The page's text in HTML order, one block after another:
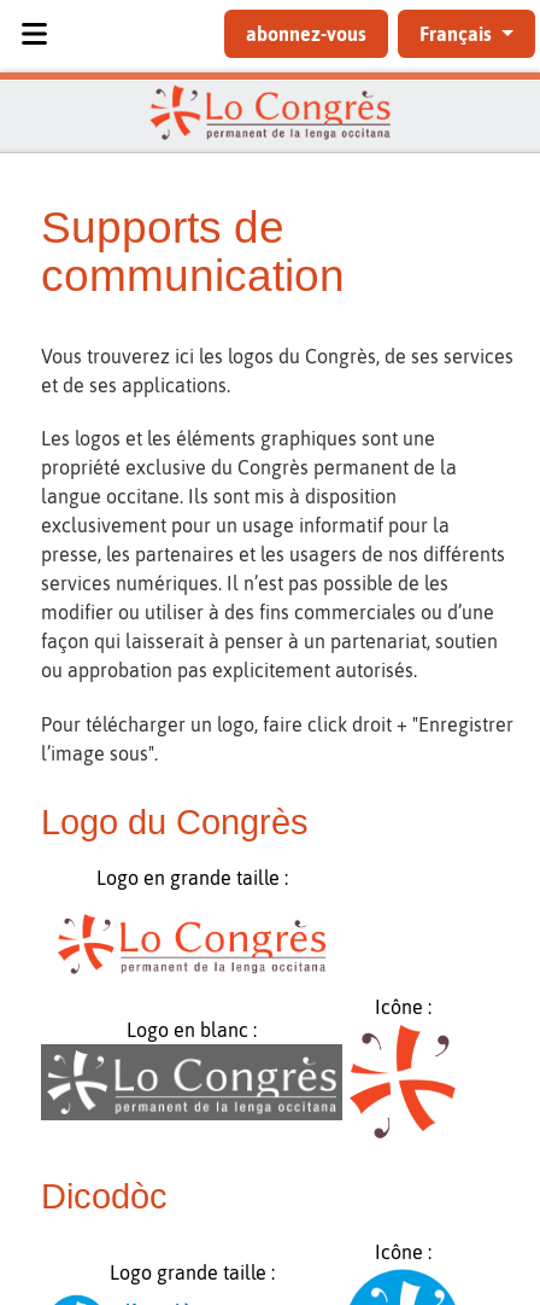
abonnez-vous Français
Supports de
communication
Vous trouverez ici les logos du Congrès, de ses services
et de ses applications.
Les logos et les éléments graphiques sont une
propriété exclusive du Congrès permanent de la
langue occitane. Ils sont mis à disposition
exclusivement pour un usage informatif pour la
presse, les partenaires et les usagers de nos différents
services numériques. Il n’est pas possible de les
modifier ou utiliser à des fins commerciales ou d’une
façon qui laisserait à penser à un partenariat, soutien
ou approbation pas explicitement autorisés.
Pour télécharger un logo, faire click droit + "Enregistrer
l’image sous".
Logo du Congrès
Logo en grande taille :
Logo en blanc :
Icône :
Dicodòc
Logo grande taille :
Icône :